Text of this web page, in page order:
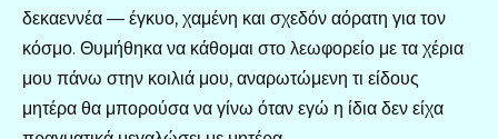
δεκαεννέα — έγκυο, χαμένη και σχεδόν αόρατη για τον
κόσμο. Θυμήθηκα να κάθομαι στο λεωφορείο με τα χέρια
μου πάνω στην κοιλιά μου, αναρωτώμενη τι είδους
μητέρα θα μπορούσα να γίνω όταν εγώ η ίδια δεν είχα